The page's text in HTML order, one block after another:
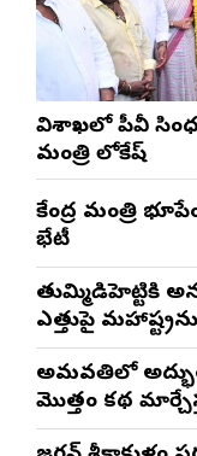
విశాఖలో పీవీ
మంత్రి లోకేష్
కేంద్ర మంత్రి
భేటీ
తుమ్మిడిహెట్టికి
ఎత్తుపై
అమరావతిలో
మొత్తం కథ